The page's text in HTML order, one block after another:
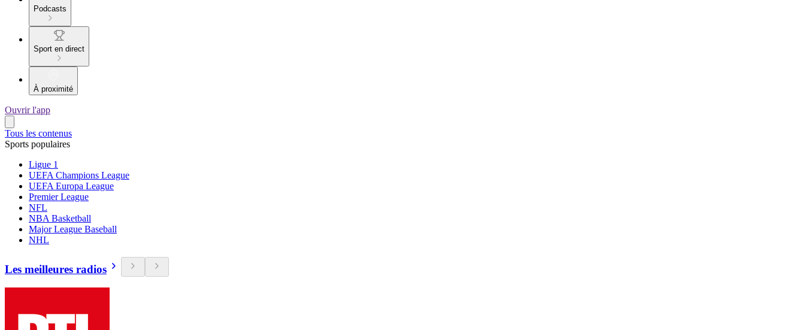
Podcasts
Sport en direct
À proximité
Ouvrir l'app
Tous les contenus
Sports populaires
Ligue 1
UEFA Champions League
UEFA Europa League
Premier League
NFL
NBA Basketball
Major League Baseball
NHL
Les meilleures radios